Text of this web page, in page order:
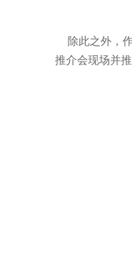
除此之外，作
推介会现场并